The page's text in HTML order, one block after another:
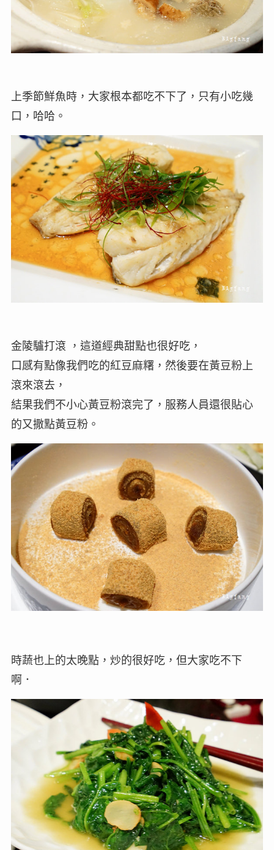
上季節鮮魚時，大家根本都吃不下了，只有小吃幾
口，哈哈。
金陵驢打滾 ，這道經典甜點也很好吃，
口感有點像我們吃的紅豆麻糬，然後要在黃豆粉上
滾來滾去，
結果我們不小心黃豆粉滾完了，服務人員還很貼心
的又撒點黃豆粉。
時蔬也上的太晚點，炒的很好吃，但大家吃不下
啊．